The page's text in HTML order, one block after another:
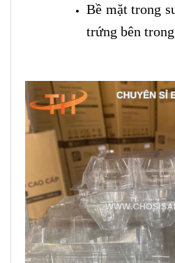
Bề mặt trong
trứng bên